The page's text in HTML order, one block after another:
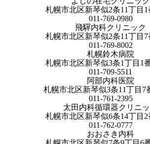
札幌市北区新琴似2条11丁目1
011-769-0980
飛驒内科クリニック
札幌市北区新琴似2条11丁目7
011-769-8002
札幌鈴木病院
札幌市北区新琴似3条1丁目1
011-709-5511
阿部内科医院
札幌市北区新琴似3条11丁目7
011-761-2395
太田内科循環器クリニ
札幌市北区新琴似6条14丁目2
011-762-0777
おおさき内科